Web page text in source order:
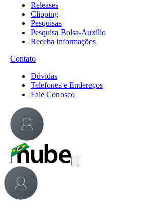
Releases
Clipping
Pesquisas
Pesquisa Bolsa-Auxílio
Receba informações
Contato
Dúvidas
Telefones e Endereços
Fale Conosco